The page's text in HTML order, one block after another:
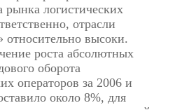
рынка логистических
отрасли
относительно высоки.
роста абсолютных
оборота
операторов за 2006 и
около 8%, для